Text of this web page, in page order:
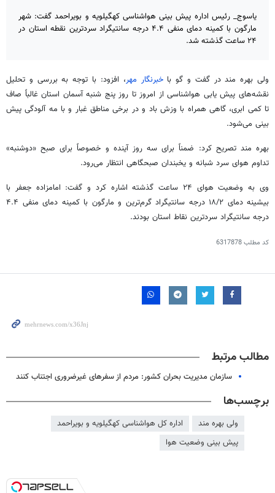
یاسوج_ رئیس اداره پیش بینی هواشناسی کهگیلویه و بویراحمد گفت: شهر
مارگون با کمینه دمای منفی ۴.۴ درجه سانتیگراد سردترین نقطه استان در
۲۴ ساعت گذشته شد.
ولی بهره مند در گفت و گوباخبرنگار مهر، افزود: با توجه به بررسی و تحلیل
نقشه‌های پیشیابی هواشناسی از امروز تا روز پنج شنبه آسمان استان غالباً صاف
تا کمی ابری، گاهی همراه با وزش باد و در برخی مناطق غبار و با مه آلودگی پیش
بینی می‌شود.
بهره مند تصریح کرد: ضمناً برای سه روز آینده و خصوصاً برای صبح «دوشنبه»
تداوم هوای سرد شبانه و یخبندان صبحگاهی انتظار می‌رود.
وی به وضعیت هوای ۲۴ ساعت گذشته اشاره کرد و گفت: امامزاده جعفر با
بیشینه دمای ۱۸/۲ درجه سانتیگراد گرم‌ترین و
مارگون
با کمینه دمای منفی ۴.۴
درجه سانتیگراد سردترین نقاط استان بودند.
کد مطلب6317878
مطالب مرتبط
سازمان مدیریت بحران کشور: مردم از سفرهای غیرضروری اجتناب کنند
برچسب‌ها
ولی بهره مند
اداره کل هواشناسی کهگیلویه و بویراحمد
پیش بینی وضعیت هوا